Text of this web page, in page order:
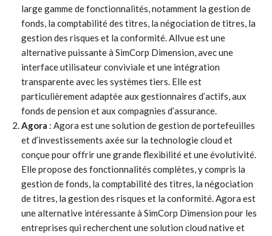
large gamme de fonctionnalités, notamment la gestion de
fonds, la comptabilité des titres, la négociation de titres, la
gestion des risques et la conformité. Allvue est une
alternative puissante à SimCorp Dimension, avec une
interface utilisateur conviviale et une intégration
transparente avec les systèmes tiers. Elle est
particulièrement adaptée aux gestionnaires d’actifs, aux
fonds de pension et aux compagnies d’assurance.
Agora : Agora est une solution de gestion de portefeuilles
et d’investissements axée sur la technologie cloud et
conçue pour offrir une grande flexibilité et une évolutivité.
Elle propose des fonctionnalités complètes, y compris la
gestion de fonds, la comptabilité des titres, la négociation
de titres, la gestion des risques et la conformité. Agora est
une alternative intéressante à SimCorp Dimension pour les
entreprises qui recherchent une solution cloud native et